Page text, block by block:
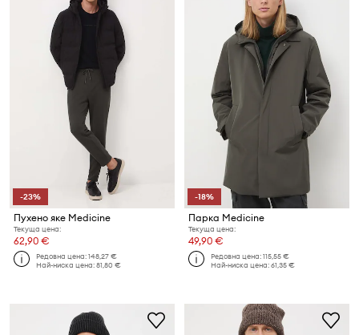
-23%
Пухено яке Medicine
Текуща цена:
62,90 €
Редовна цена:148,27 €
Най-ниска цена:81,80 €
-18%
Парка Medicine
Текуща цена:
49,90 €
Редовна цена:115,55 €
Най-ниска цена:61,35 €